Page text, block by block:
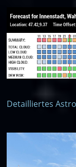
Detailliertes